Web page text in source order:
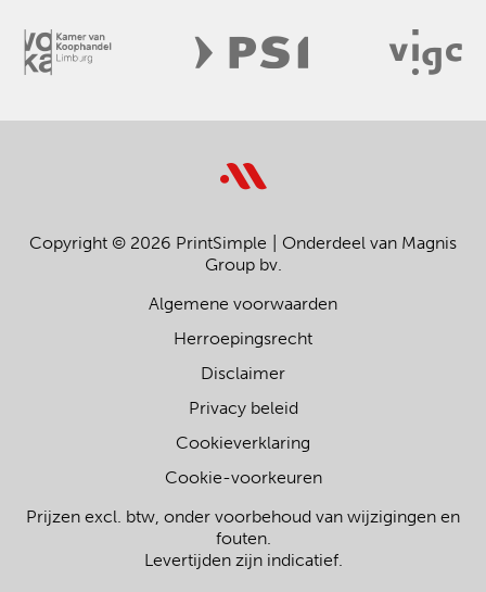
Copyright © 2026 PrintSimple
Onderdeel van Magnis
Group bv.
Algemene voorwaarden
Herroepingsrecht
Disclaimer
Privacy beleid
Cookieverklaring
Cookie-voorkeuren
Prijzen excl. btw, onder voorbehoud van wijzigingen en
fouten.
Levertijden zijn indicatief.